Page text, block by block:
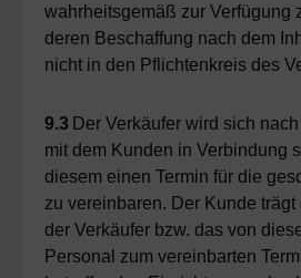
wahrheitsgemäß zur Verfügung
deren Beschaffung nach dem
nicht in den Pflichtenkreis des
9.3 Der Verkäufer wird sich
mit dem Kunden in Verbindung
diesem einen Termin für die
zu vereinbaren. Der Kunde
der Verkäufer bzw. das von
Personal zum vereinbarten